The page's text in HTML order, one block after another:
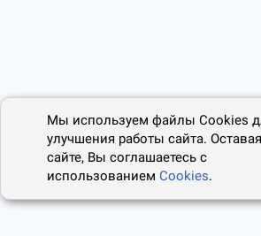
Мы используем файлы Cookies
улучшения работы сайта.
сайте, Вы соглашаетесь с
использованиемCookies.